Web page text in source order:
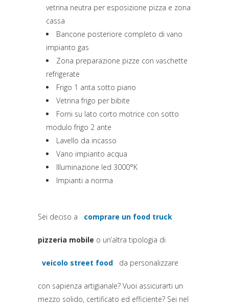
vetrina neutra per esposizione pizza e zona
cassa
Bancone posteriore completo di vano
impianto gas
Zona preparazione pizze con vaschette
refrigerate
Frigo 1 anta sotto piano
Vetrina frigo per bibite
Forni su lato corto motrice con sotto
modulo frigo 2 ante
Lavello da incasso
Vano impianto acqua
Illuminazione led 3000°K
Impianti a norma
Sei deciso a comprare un food truck
(si apre in una nuova
pizzeria mobile o un’altra tipologia di
veicolo street food
(si apre in una nuova scheda)
da personalizzare
con sapienza artigianale? Vuoi assicurarti un
mezzo solido, certificato ed efficiente? Sei nel